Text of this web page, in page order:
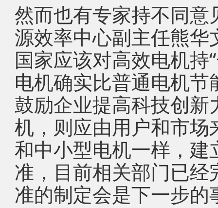
然而也有专家持不同
源效率中心副主任熊
国家应该对高效电机持
电机确实比普通电机
鼓励企业提高科技创
机，则应由用户和市场
和中小型电机一样，
准，目前相关部门已
准的制定会是下一步的